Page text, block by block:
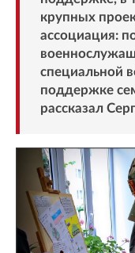
крупных
ассоциация:
специальной
поддержке
рассказал